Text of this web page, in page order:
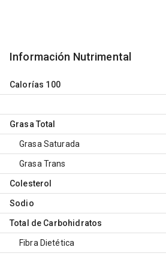
Información Nutrimental
Calorías 100
Grasa Total
Grasa Saturada
Grasa Trans
Colesterol
Sodio
Total de Carbohidratos
Fibra Dietética